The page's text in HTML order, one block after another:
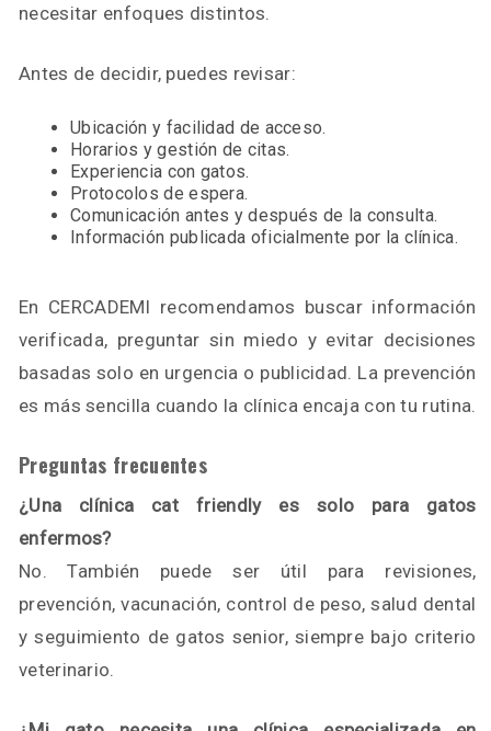
necesitar enfoques distintos.
Antes de decidir, puedes revisar:
Ubicación y facilidad de acceso.
Horarios y gestión de citas.
Experiencia con gatos.
Protocolos de espera.
Comunicación antes y después de la consulta.
Información publicada oficialmente por la clínica.
En CERCADEMI recomendamos buscar información
verificada, preguntar sin miedo y evitar decisiones
basadas solo en urgencia o publicidad. La prevención
es más sencilla cuando la clínica encaja con tu rutina.
Preguntas frecuentes
¿Una clínica cat friendly es solo para gatos
enfermos?
No. También puede ser útil para revisiones,
prevención, vacunación, control de peso, salud dental
y seguimiento de gatos senior, siempre bajo criterio
veterinario.